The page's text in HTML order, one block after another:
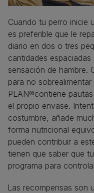
Cuando tu perro inicie
es preferible que le
diario en dos o tres
cantidades
sensación de hambre.
para no
PLAN®contiene
el propio envase.
costumbre, añade
forma nutricional
pueden contribuir a
tienen que saber que
programa para
Las recompensas son